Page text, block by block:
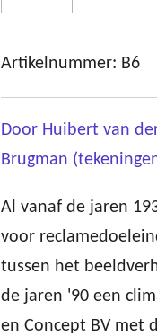
Artikelnummer: B6
Door Huibert van
Brugman
Al vanaf de jaren
voor
tussen het
de jaren '90 een
en Concept BV met